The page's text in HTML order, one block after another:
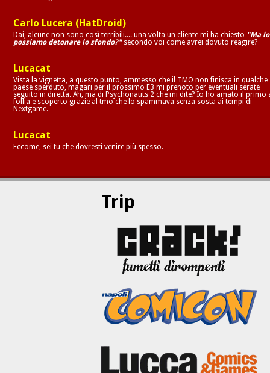
Carlo Lucera (HatDroid)
Dai, alcune non sono così terribili.... una volta un cliente mi ha chiesto "Ma lo
possiamo detonare lo sfondo?"secondo voi come avrei dovuto reagire?
Lucacat
Vista la vignetta, a questo punto, ammesso che il TMO non finisca in qualche
paese sperduto, magari per il prossimo E3 mi prenoto per eventuali serate
seguito in diretta. Ah, ma di Psychonauts 2 che mi dite? Io ho amato il primo
follia e scoperto grazie al tmo che lo spammava senza sosta ai tempi di
Nextgame.
Lucacat
Eccome, sei tu che dovresti venire più spesso.
Trip